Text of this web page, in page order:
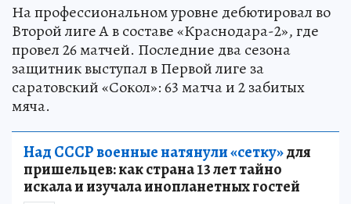
На профессиональном уровне дебютировал во
Второй лиге А в составе «Краснодара-2», где
провел 26 матчей. Последние два сезона
защитник выступал в Первой лиге за
саратовский «Сокол»: 63 матча и 2 забитых
мяча.
Над СССР военные натянули «сетку»для
пришельцев: как страна 13 лет тайно
искала и изучала инопланетных гостей